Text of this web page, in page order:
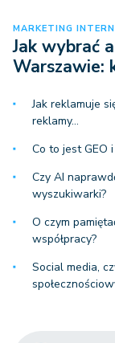
MARKETING
Jak wybrać
Warszawie:
Jak reklamuje
reklamy…
Co to jest GEO
Czy AI
wyszukiwarki?
O czym
współpracy?
Social media,